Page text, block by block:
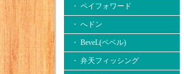
・ ペイフォワード
・ へドン
・ BeveL(ベベル)
・ 弁天フィッシング